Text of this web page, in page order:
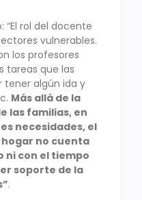
“El rol del docente
vulnerables.
los profesores
tareas que las
tener algún ida y
Más allá de la
las familias, en
necesidades, el
no cuenta
ni con el tiempo
soporte de la
.